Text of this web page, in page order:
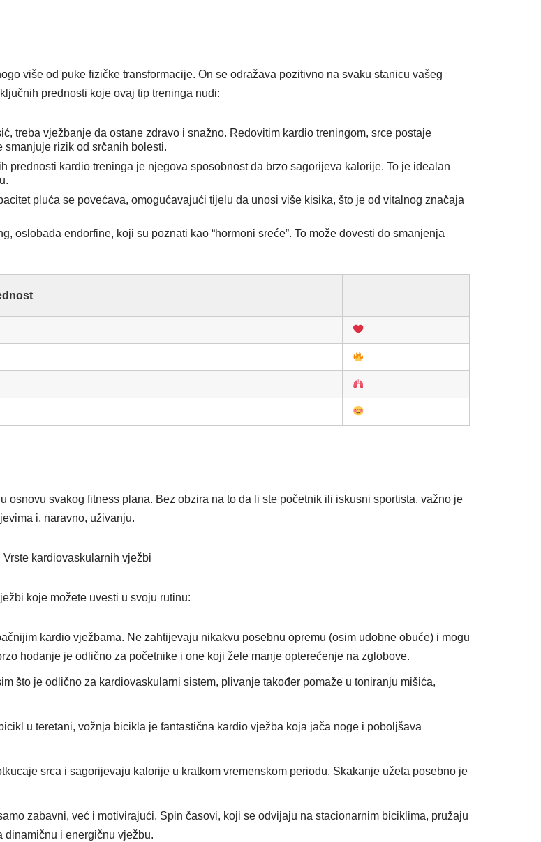
više od puke fizičke transformacije. On se odražava pozitivno na svaku stanicu vašeg
prednosti koje ovaj tip treninga nudi:
treba vježbanje da ostane zdravo i snažno. Redovitim kardio treningom, srce postaje
smanjuje rizik od srčanih bolesti.
prednosti kardio treninga je njegova sposobnost da brzo sagorijeva kalorije. To je idealan
pluća se povećava, omogućavajući tijelu da unosi više kisika, što je od vitalnog značaja
oslobađa endorfine, koji su poznati kao “hormoni sreće”. To može dovesti do smanjenja
svakog fitness plana. Bez obzira na to da li ste početnik ili iskusni sportista, važno je
i, naravno, uživanju.
koje možete uvesti u svoju rutinu:
kardio vježbama. Ne zahtijevaju nikakvu posebnu opremu (osim udobne obuće) i mogu
hodanje je odlično za početnike i one koji žele manje opterećenje na zglobove.
što je odlično za kardiovaskularni sistem, plivanje također pomaže u toniranju mišića,
u teretani, vožnja bicikla je fantastična kardio vježba koja jača noge i poboljšava
srca i sagorijevaju kalorije u kratkom vremenskom periodu. Skakanje užeta posebno je
zabavni, već i motivirajući. Spin časovi, koji se odvijaju na stacionarnim biciklima, pružaju
dinamičnu i energičnu vježbu.